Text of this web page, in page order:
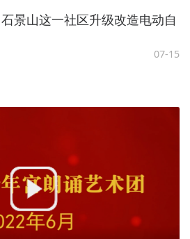
景山这一社区升级改造电动自
07-15